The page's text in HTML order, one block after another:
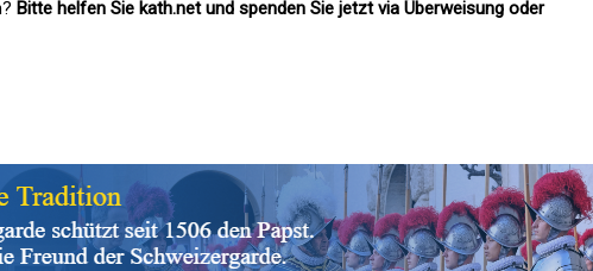
Bitte helfen Sie kath.net und spenden Sie jetzt via Überweisung oder